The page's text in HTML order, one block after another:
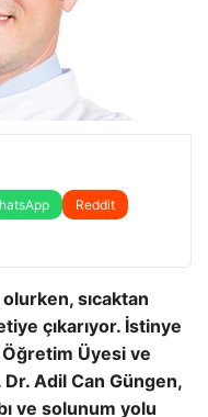
Reddit
olurken, sıcaktan
çıkarıyor. İstinye
Üyesi ve
Dr. Adil Can Güngen,
ve solunum yolu